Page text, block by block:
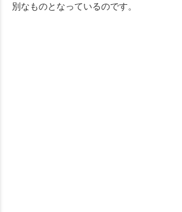
別なものとなっているのです。